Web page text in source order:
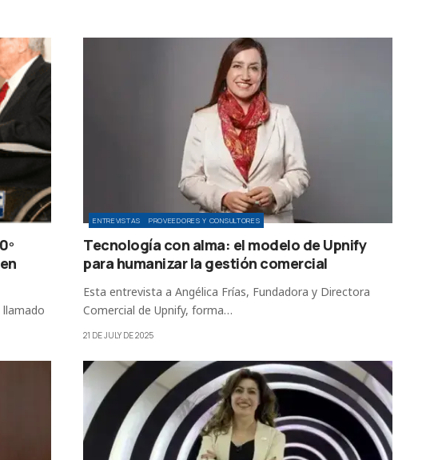
ENTREVISTAS PROVEEDORES Y CONSULTORES
Tecnología con alma: el modelo de Upnify
para humanizar la gestión comercial
Esta entrevista a Angélica Frías, Fundadora y Directora
Comercial de Upnify, forma…
21 DE JULY DE 2025